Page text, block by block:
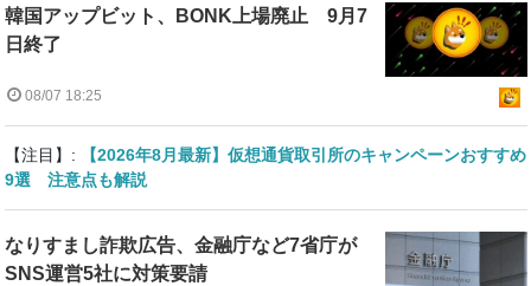
韓国アップビット、BONK上場廃止 9月7
日終了
08/07 18:25
【注目】:
【2026年8月最新】仮想通貨取引所のキャンペーンおすすめ
9選 注意点も解説
なりすまし詐欺広告、金融庁など7省庁が
SNS運営5社に対策要請